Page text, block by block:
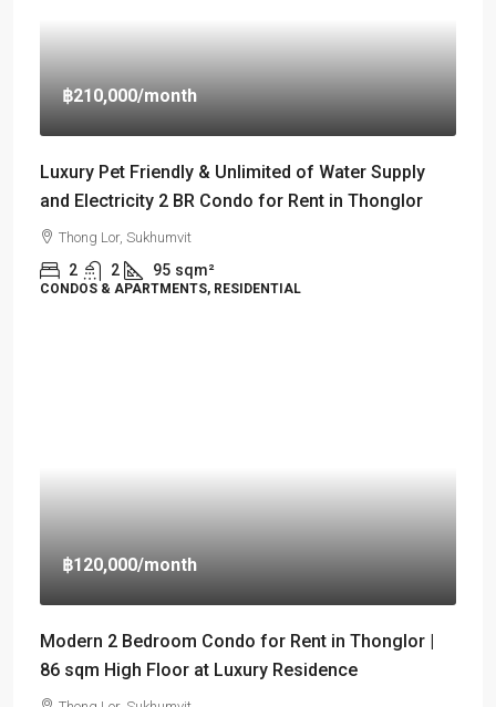
฿210,000/month
Luxury Pet Friendly & Unlimited of Water Supply
and Electricity 2 BR Condo for Rent in Thonglor
Thong Lor, Sukhumvit
2 2 95 sqm²
CONDOS & APARTMENTS, RESIDENTIAL
฿120,000/month
Modern 2 Bedroom Condo for Rent in Thonglor |
86 sqm High Floor at Luxury Residence